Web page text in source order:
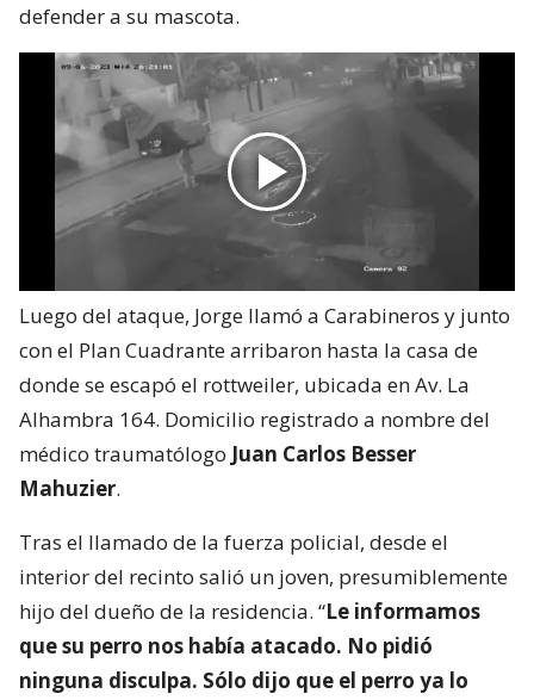
defender a su mascota.
Luego del ataque, Jorge llamó a Carabineros y junto
con el Plan Cuadrante arribaron hasta la casa de
donde se escapó el rottweiler, ubicada en Av. La
Alhambra 164. Domicilio registrado a nombre del
médico traumatólogo Juan Carlos Besser
Mahuzier.
Tras el llamado de la fuerza policial, desde el
interior del recinto salió un joven, presumiblemente
hijo del dueño de la residencia. “Le informamos
que su perro nos había atacado. No pidió
ninguna disculpa. Sólo dijo que el perro ya lo